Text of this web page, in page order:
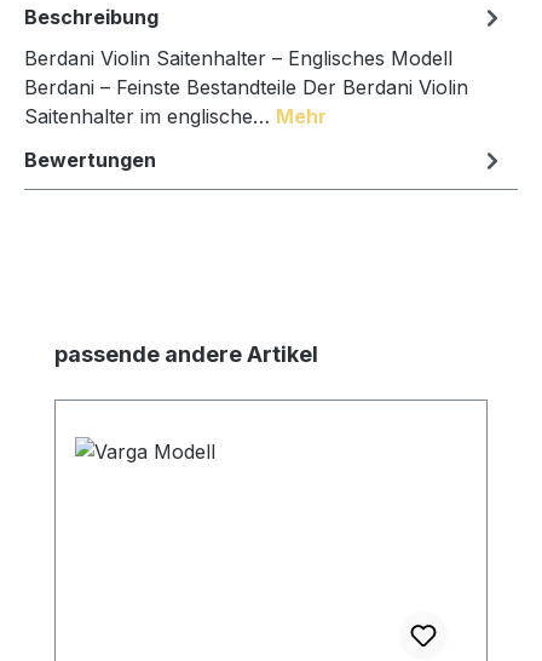
Beschreibung
Berdani Violin Saitenhalter – Englisches Modell
Berdani – Feinste Bestandteile Der Berdani Violin
Saitenhalter im englische… Mehr
Bewertungen
Produktgalerie überspringen
passende andere Artikel